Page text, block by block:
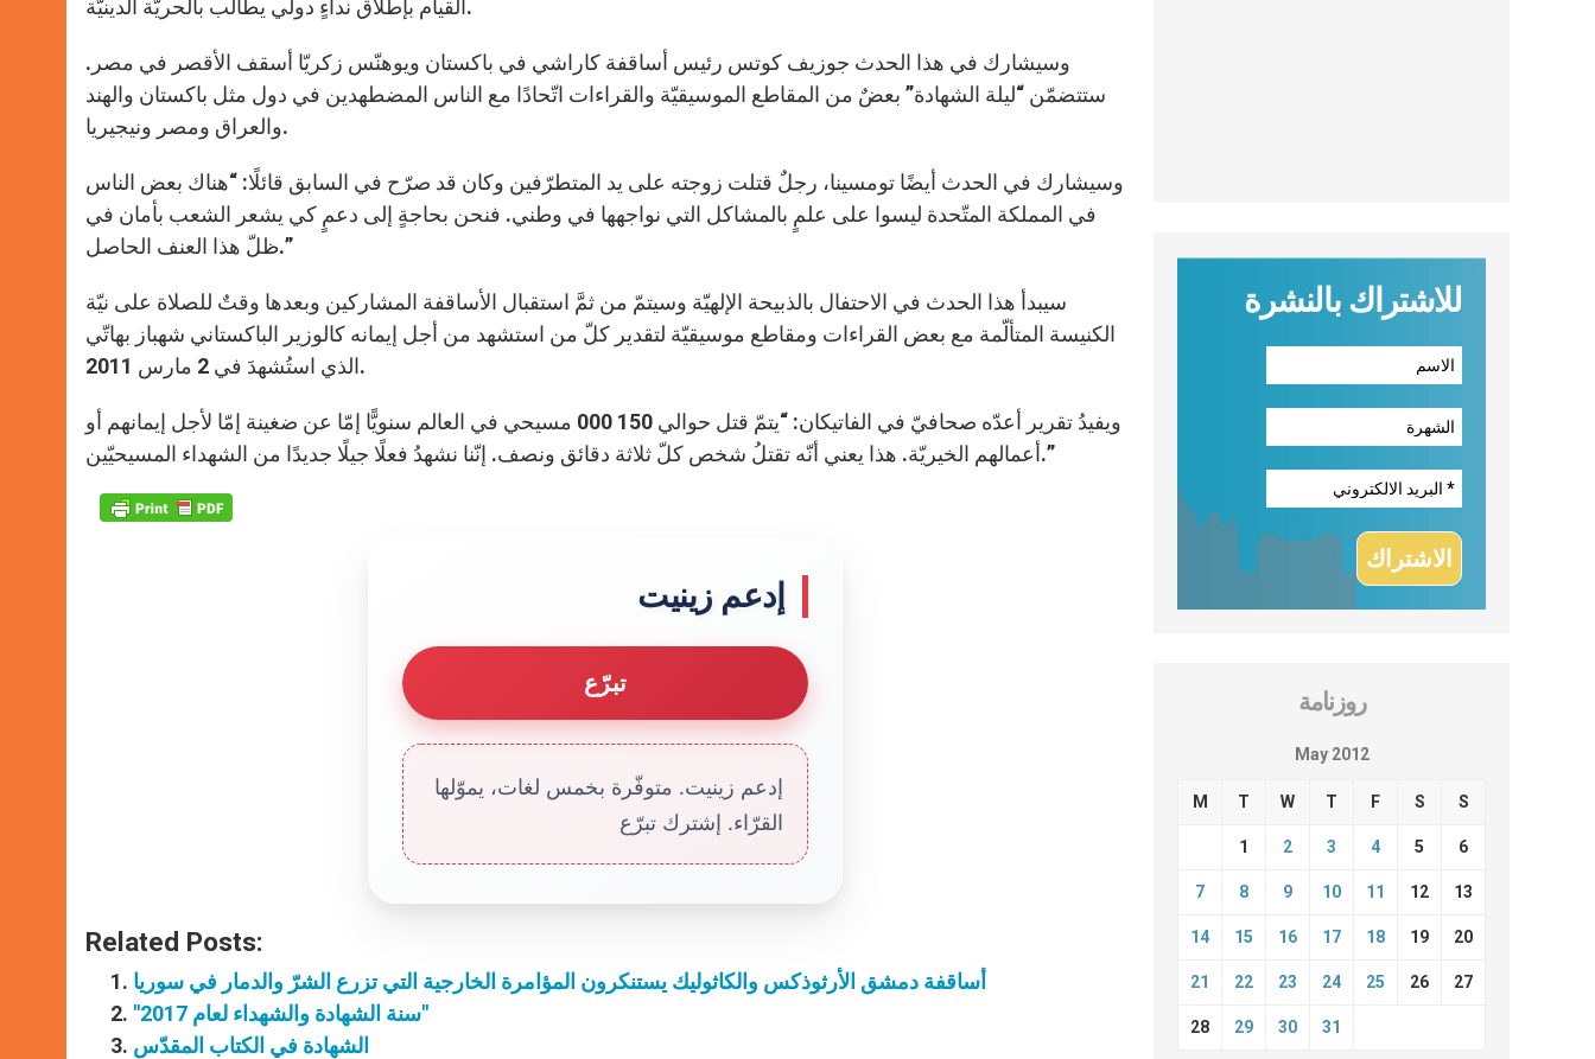
القيام بإطلاق نداءٍ دولي يطالب بالحريّة الدينيّة.
وسيشارك في هذا الحدث جوزيف كوتس رئيس أساقفة كاراشي في باكستان ويوهنّس زكريّا أسقف الأقصر في مصر.
ستتضمّن “ليلة الشهادة” بعضٌ من المقاطع الموسيقيّة والقراءات اتّحادًا مع الناس المضطهدين في دول مثل باكستان والهند
والعراق ومصر ونيجيريا.
وسيشارك في الحدث أيضًا تومسينا، رجلٌ قتلت زوجته على يد المتطرّفين وكان قد صرّح في السابق قائلًا: “هناك بعض الناس
في المملكة المتّحدة ليسوا على علمٍ بالمشاكل التي نواجهها في وطني. فنحن بحاجةٍ إلى دعمٍ كي يشعر الشعب بأمان في
ظلّ هذا العنف الحاصل.”
سيبدأ هذا الحدث في الاحتفال بالذبيحة الإلهيّة وسيتمّ من ثمَّ استقبال الأساقفة المشاركين وبعدها وقتٌ للصلاة على نيّة
الكنيسة المتألّمة مع بعض القراءات ومقاطع موسيقيّة لتقدير كلّ من استشهد من أجل إيمانه كالوزير الباكستاني شهباز بهاتّي
الذي استُشهدَ في 2 مارس 2011.
ويفيدُ تقرير أعدّه صحافيّ في الفاتيكان: “يتمّ قتل حوالي 150 000 مسيحي في العالم سنويًّا إمّا عن ضغينة إمّا لأجل إيمانهم أو
أعمالهم الخيريّة. هذا يعني أنّه تقتلُ شخص كلّ ثلاثة دقائق ونصف. إنّنا نشهدُ فعلًا جيلًا جديدًا من الشهداء المسيحيّين.”
إدعم زينيت
تبرّع
إدعم زينيت. متوفّرة بخمس لغات، يموّلها
القرّاء. إشترك تبرّع
Related Posts:
أساقفة دمشق الأرثوذكس والكاثوليك يستنكرون المؤامرة الخارجية التي تزرع الشرّ والدمار في سوريا
"سنة الشهادة والشهداء لعام 2017"
الشهادة في الكتاب المقدّس
للاشتراك بالنشرة
روزنامة
May 2012
M T W T F S S
1 2 3 4 5 6
7 8 9 10 11 12 13
14 15 16 17 18 19 20
21 22 23 24 25 26 27
28 29 30 31